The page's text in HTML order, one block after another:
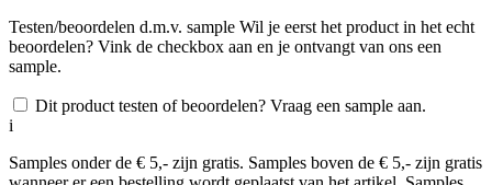
Testen/beoordelen d.m.v. sample Wil je eerst het product in het echt
beoordelen? Vink de checkbox aan en je ontvangt van ons een
sample.
Dit product testen of beoordelen? Vraag een sample aan.
i
Samples onder de € 5,- zijn gratis. Samples boven de € 5,- zijn gratis